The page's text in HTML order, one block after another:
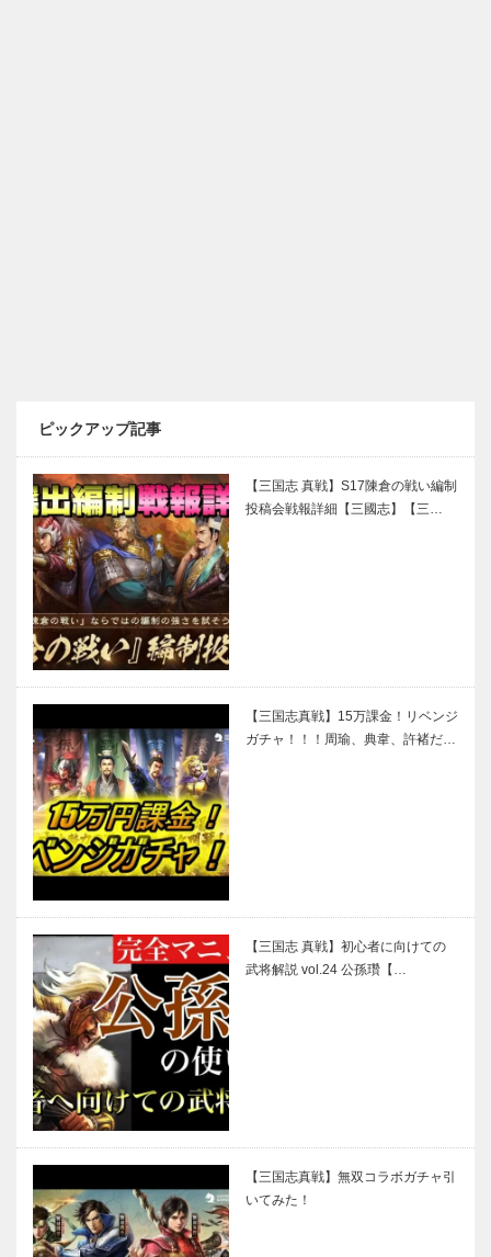
ピックアップ記事
【三国志 真戦】S17陳倉の戦い編制
投稿会戦報詳細【三國志】【三…
【三国志真戦】15万課金！リベンジ
ガチャ！！！周瑜、典韋、許褚だ…
【三国志 真戦】初心者に向けての
武将解説 vol.24 公孫瓚【…
【三国志真戦】無双コラボガチャ引
いてみた！